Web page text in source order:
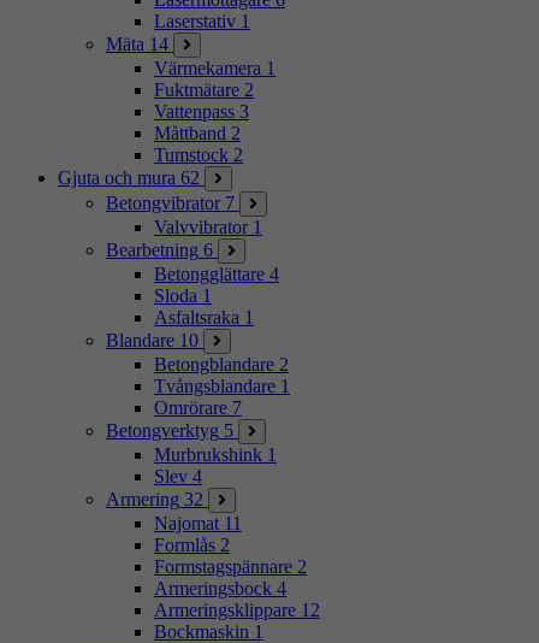
Laserstativ 1
Mäta 14
Värmekamera 1
Fuktmätare 2
Vattenpass 3
Måttband 2
Tumstock 2
Gjuta och mura 62
Betongvibrator 7
Valvvibrator 1
Bearbetning 6
Betongglättare 4
Sloda 1
Asfaltsraka 1
Blandare 10
Betongblandare 2
Tvångsblandare 1
Omrörare 7
Betongverktyg 5
Murbrukshink 1
Slev 4
Armering 32
Najomat 11
Formlås 2
Formstagspännare 2
Armeringsbock 4
Armeringsklippare 12
Bockmaskin 1